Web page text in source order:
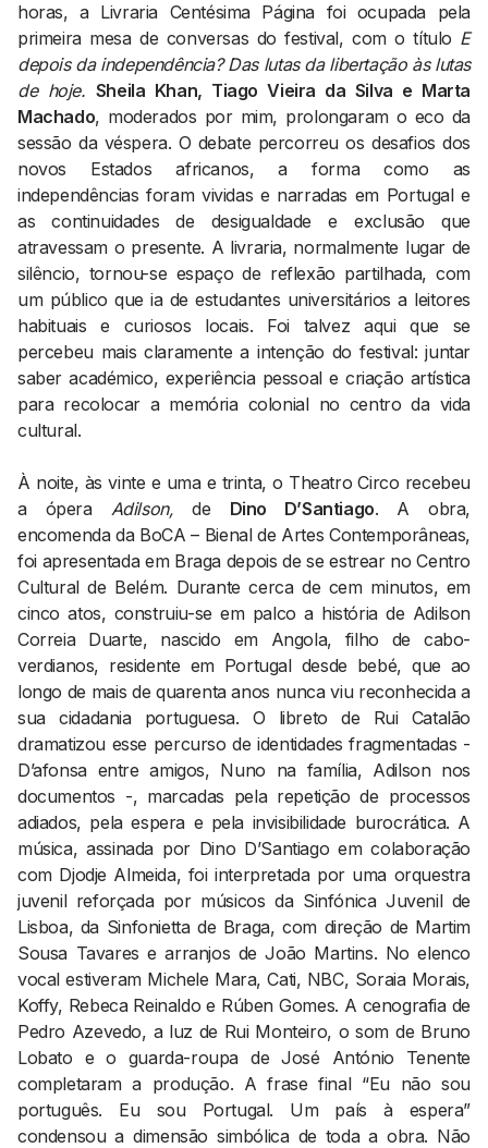
horas, a Livraria Centésima Página foi ocupada pela
primeira mesa de conversas do festival, com o título E
depois da independência? Das lutas da libertação às lutas
de hoje. Sheila Khan, Tiago Vieira da Silva e Marta
Machado, moderados por mim, prolongaram o eco da
sessão da véspera. O debate percorreu os desafios dos
novos Estados africanos, a forma como as
independências foram vividas e narradas em Portugal e
as continuidades de desigualdade e exclusão que
atravessam o presente. A livraria, normalmente lugar de
silêncio, tornou-se espaço de reflexão partilhada, com
um público que ia de estudantes universitários a leitores
habituais e curiosos locais. Foi talvez aqui que se
percebeu mais claramente a intenção do festival: juntar
saber académico, experiência pessoal e criação artística
para recolocar a memória colonial no centro da vida
cultural.
À noite, às vinte e uma e trinta, o Theatro Circo recebeu
a ópera Adilson, de Dino D’Santiago. A obra,
encomenda da BoCA – Bienal de Artes Contemporâneas,
foi apresentada em Braga depois de se estrear no Centro
Cultural de Belém. Durante cerca de cem minutos, em
cinco atos, construiu-se em palco a história de Adilson
Correia Duarte, nascido em Angola, filho de cabo-
verdianos, residente em Portugal desde bebé, que ao
longo de mais de quarenta anos nunca viu reconhecida a
sua cidadania portuguesa. O libreto de Rui Catalão
dramatizou esse percurso de identidades fragmentadas -
D’afonsa entre amigos, Nuno na família, Adilson nos
documentos -, marcadas pela repetição de processos
adiados, pela espera e pela invisibilidade burocrática. A
música, assinada por Dino D’Santiago em colaboração
com Djodje Almeida, foi interpretada por uma orquestra
juvenil reforçada por músicos da Sinfónica Juvenil de
Lisboa, da Sinfonietta de Braga, com direção de Martim
Sousa Tavares e arranjos de João Martins. No elenco
vocal estiveram Michele Mara, Cati, NBC, Soraia Morais,
Koffy, Rebeca Reinaldo e Rúben Gomes. A cenografia de
Pedro Azevedo, a luz de Rui Monteiro, o som de Bruno
Lobato e o guarda-roupa de José António Tenente
completaram a produção. A frase final “Eu não sou
português. Eu sou Portugal. Um país à espera”
condensou a dimensão simbólica de toda a obra. Não